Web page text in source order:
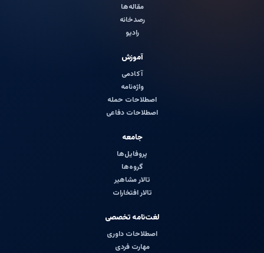
مقاله‌ها
رصدخانه
رادیو
آموزش
آکادمی
واژه‌نامه
اصطلاحات حمله
اصطلاحات دفاعی
جامعه
پروفایل‌ها
گروه‌ها
تالار مشاهیر
تالار افتخارات
لغت‌نامه تخصصی
اصطلاحات داوری
مهارت فردی